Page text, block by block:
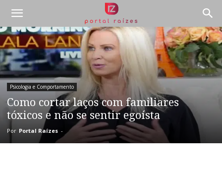
Psicologia e Comportamento
Como cortar laços com familiares
tóxicos e não se sentir egoísta
Por Portal Raízes -